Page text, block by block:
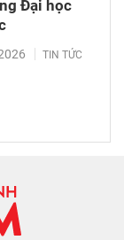
Đại học
TIN TỨC